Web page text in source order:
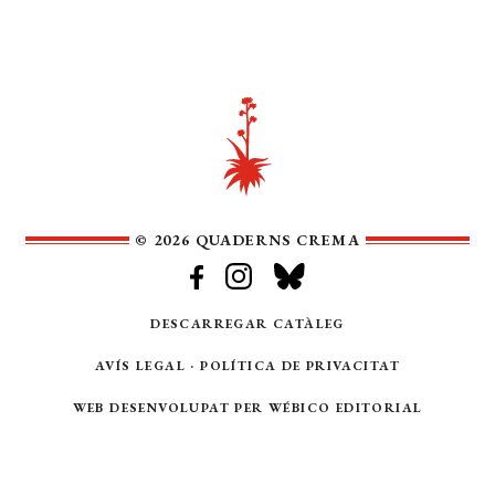
© 2026 QUADERNS CREMA
DESCARREGAR CATÀLEG
AVÍS LEGAL ·POLÍTICA DE PRIVACITAT
WEB DESENVOLUPAT PER WÉBICO EDITORIAL